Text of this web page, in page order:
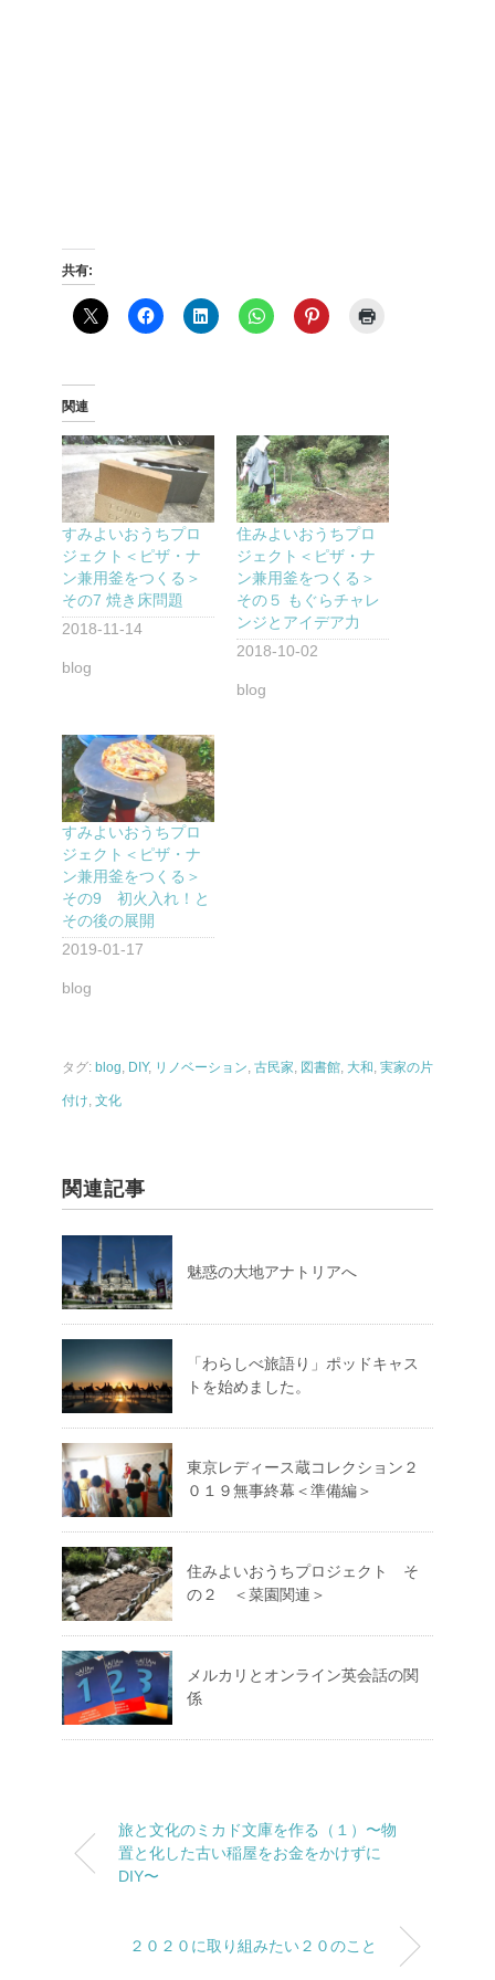
共有:
関連
すみよいおうちプロ
ジェクト＜ピザ・ナ
ン兼用釜をつくる＞
その7 焼き床問題
2018-11-14
blog
住みよいおうちプロ
ジェクト＜ピザ・ナ
ン兼用釜をつくる＞
その５ もぐらチャレ
ンジとアイデア力
2018-10-02
blog
すみよいおうちプロ
ジェクト＜ピザ・ナ
ン兼用釜をつくる＞
その9 初火入れ！と
その後の展開
2019-01-17
blog
タグ: blog, DIY, リノベーション, 古民家, 図書館, 大和, 実家の片
付け, 文化
関連記事
魅惑の大地アナトリアへ
「わらしべ旅語り」ポッドキャス
トを始めました。
東京レディース蔵コレクション２
０１９無事終幕＜準備編＞
住みよいおうちプロジェクト そ
の２ ＜菜園関連＞
メルカリとオンライン英会話の関
係
旅と文化のミカド文庫を作る（１）〜物
置と化した古い稲屋をお金をかけずに
DIY〜
２０２０に取り組みたい２０のこと